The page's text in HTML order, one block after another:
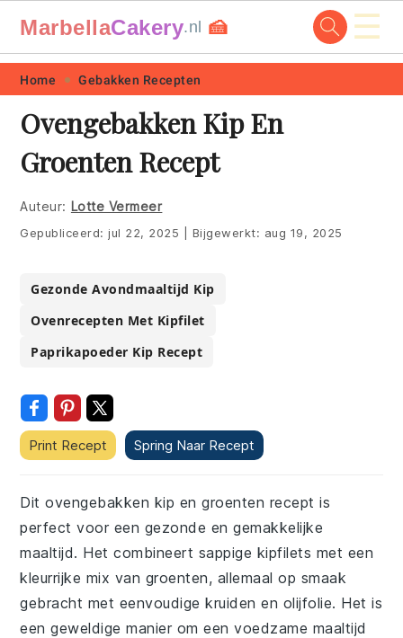
Skip
primary
navigation
Skip
main
content
Skip
primary
sidebar
Skip
footer
MarbellaCakery.nl 🍰 ☰
Home Gebakken Recepten
Ovengebakken Kip En
Groenten Recept
Auteur: Lotte Vermeer
Gepubliceerd:jul 22, 2025 Bijgewerkt: aug 19, 2025
Gezonde Avondmaaltijd Kip
Ovenrecepten Met Kipfilet
Paprikapoeder Kip Recept
Print Recept Spring Naar Recept
Dit ovengebakken kip en groenten recept is
perfect voor een gezonde en gemakkelijke
maaltijd. Het combineert sappige kipfilets met een
kleurrijke mix van groenten, allemaal op smaak
gebracht met eenvoudige kruiden en olijfolie. Het is
een geweldige manier om een voedzame maaltijd